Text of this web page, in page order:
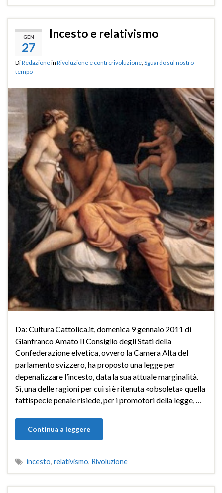
GEN
27
Incesto e relativismo
DiRedazionein Rivoluzione e controrivoluzione, Sguardo sul nostro
tempo
Da: Cultura Cattolica.it, domenica 9 gennaio 2011 di
Gianfranco Amato Il Consiglio degli Stati della
Confederazione elvetica, ovvero la Camera Alta del
parlamento svizzero, ha proposto una legge per
depenalizzare l’incesto, data la sua attuale marginalità.
Sì, una delle ragioni per cui si è ritenuta «obsoleta» quella
fattispecie penale risiede, per i promotori della legge, …
Continua a leggere
incesto, relativismo, Rivoluzione